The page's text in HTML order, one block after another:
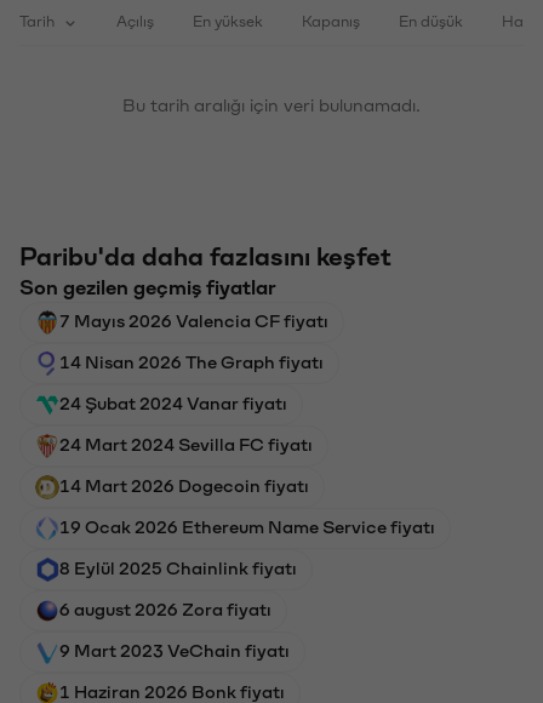
Tarih Açılış En yüksek Kapanış En düşük
Bu tarih aralığı için veri bulunamadı.
Paribu'da daha fazlasını keşfet
Son gezilen geçmiş fiyatlar
7 Mayıs 2026 Valencia CF fiyatı
14 Nisan 2026 The Graph fiyatı
24 Şubat 2024 Vanar fiyatı
24 Mart 2024 Sevilla FC fiyatı
14 Mart 2026 Dogecoin fiyatı
19 Ocak 2026 Ethereum Name Service fiyatı
8 Eylül 2025 Chainlink fiyatı
6 august 2026 Zora fiyatı
9 Mart 2023 VeChain fiyatı
1 Haziran 2026 Bonk fiyatı